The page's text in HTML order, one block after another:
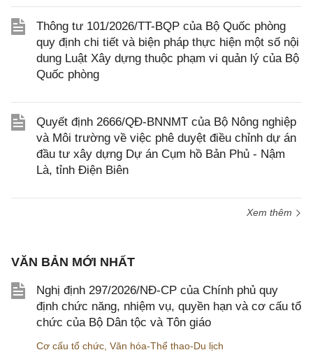
Thông tư 101/2026/TT-BQP của Bộ Quốc phòng
quy định chi tiết và biện pháp thực hiện một số nội
dung Luật Xây dựng thuộc phạm vi quản lý của Bộ
Quốc phòng
Quyết định 2666/QĐ-BNNMT của Bộ Nông nghiệp
và Môi trường về việc phê duyệt điều chỉnh dự án
đầu tư xây dựng Dự án Cụm hồ Bản Phủ - Nậm
Là, tỉnh Điện Biên
Xem thêm
VĂN BẢN MỚI NHẤT
Nghị định 297/2026/NĐ-CP của Chính phủ quy
định chức năng, nhiệm vụ, quyền hạn và cơ cấu tổ
chức của Bộ Dân tộc và Tôn giáo
Cơ cấu tổ chức Văn hóa-Thể thao-Du lịch